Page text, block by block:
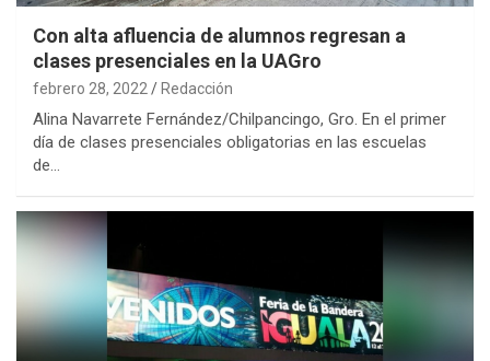
Con alta afluencia de alumnos regresan a
clases presenciales en la UAGro
febrero 28, 2022 Redacción
Alina Navarrete Fernández/Chilpancingo, Gro. En el primer
día de clases presenciales obligatorias en las escuelas
de…